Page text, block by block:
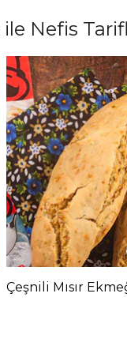
Nefis
Çeşnili Mısır